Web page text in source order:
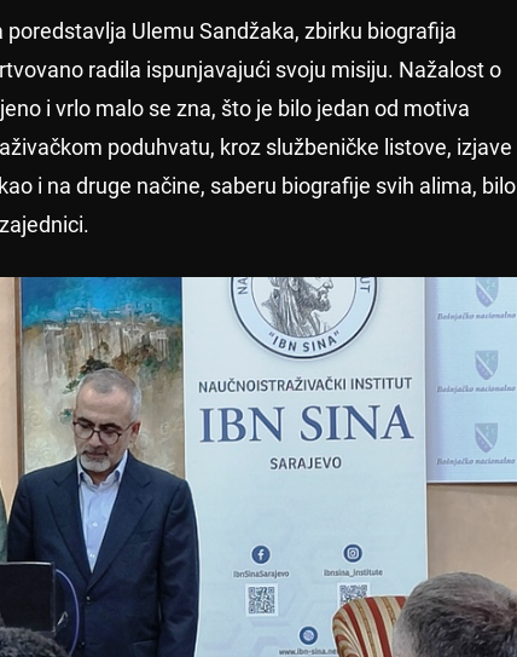
Ulemu Sandžaka, zbirku biografija
radila ispunjavajući svoju misiju. Nažalost o
i vrlo malo se zna, što je bilo jedan od motiva
poduhvatu, kroz službeničke listove, izjave
i na druge načine, saberu biografije svih alima, bilo